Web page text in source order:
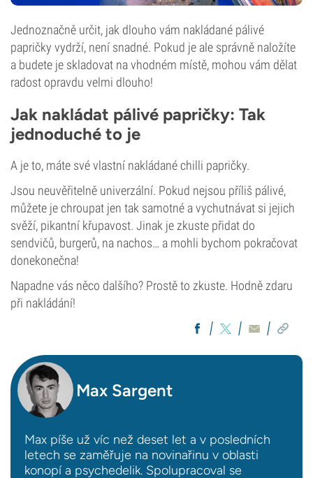
Jednoznačně určit, jak dlouho vám nakládané pálivé
papričky vydrží, není snadné. Pokud je ale správně naložíte
a budete je skladovat na vhodném místě, mohou vám dělat
radost opravdu velmi dlouho!
Jak nakládat pálivé papričky: Tak
jednoduché to je
A je to, máte své vlastní nakládané chilli papričky.
Jsou neuvěřitelně univerzální. Pokud nejsou příliš pálivé,
můžete je chroupat jen tak samotné a vychutnávat si jejich
svěží, pikantní křupavost. Jinak je zkuste přidat do
sendvičů, burgerů, na nachos… a mohli bychom pokračovat
donekonečna!
Napadne vás něco dalšího? Prostě to zkuste. Hodně zdaru
při nakládání!
Max Sargent
Max píše už víc než deset let a v posledních
letech se zaměřuje na novinařinu v oblasti
konopí a psychedelik. Spolupracoval se